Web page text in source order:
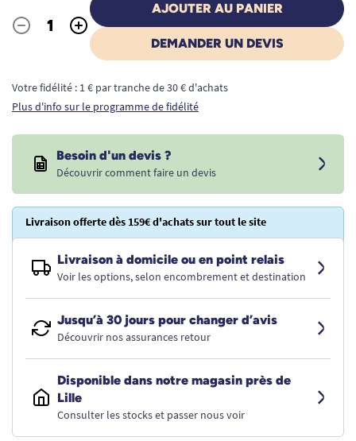
Quantité
- +
AJOUTER AU PANIER
DEMANDER UN DEVIS
Votre fidélité : 1 € par tranche de 30 € d'achats
Plus d'info sur le programme de fidélité
Besoin d'un devis ?
Découvrir comment faire un devis
Livraison offerte dès 159€ d'achats sur tout le site
Livraison à domicile ou en point relais
Voir les options, selon encombrement et destination
Jusqu’à 30 jours pour changer d’avis
Découvrir nos assurances retour
Disponible dans notre magasin près de
Lille
Consulter les stocks et passer nous voir